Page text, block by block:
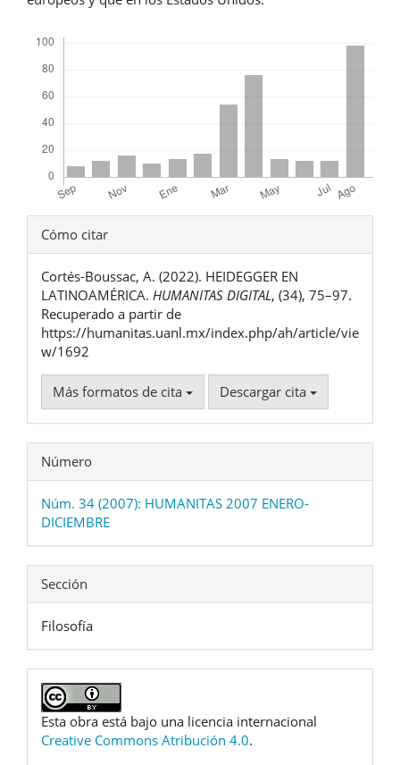
Detalles
del
artículo
Cómo citar
Cortés-Boussac, A. (2022). HEIDEGGER EN
LATINOAMÉRICA. HUMANITAS DIGITAL, (34), 75–97.
Recuperado a partir de
https://humanitas.uanl.mx/index.php/ah/article/vie
w/1692
Más formatos de cita Descargar cita
Número
Núm. 34 (2007): HUMANITAS 2007 ENERO-
DICIEMBRE
Sección
Filosofía
Esta obra está bajo una licencia internacional
Creative Commons Atribución 4.0.